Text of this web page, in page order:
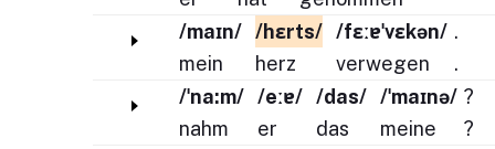
/maɪn/
mein
/hɛrts/
herz
/fɛːɐˈvɛkən/
verwegen
.
.
/ˈna:m/
nahm
/eːɐ/
er
/das/
das
/ˈmaɪnə/
meine
?
?